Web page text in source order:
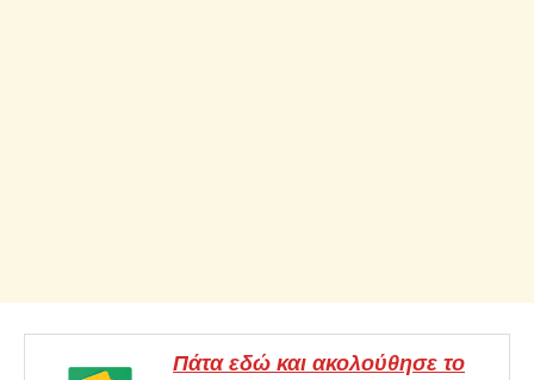
Πάτα εδώ και ακολούθησε το